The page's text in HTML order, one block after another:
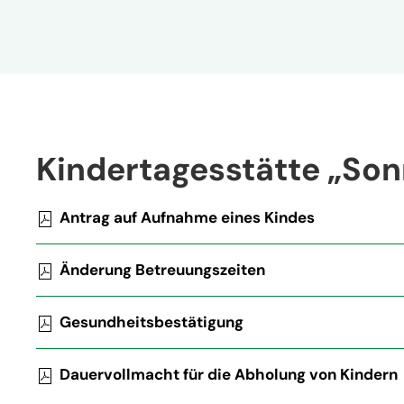
Kindertagesstätte
Antrag auf Aufnahme eines Kindes
Änderung Betreuungszeiten
Gesundheitsbestätigung
Dauervollmacht für die Abholung von Kindern